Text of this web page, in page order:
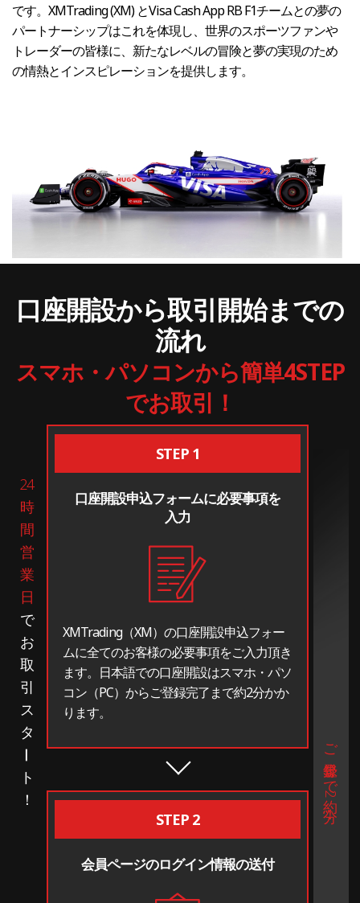
です。XMTrading (XM) とVisa Cash App RB F1チームとの夢の
パートナーシップはこれを体現し、世界のスポーツファンや
トレーダーの皆様に、新たなレベルの冒険と夢の実現のため
の情熱とインスピレーションを提供します。
口座開設から取引開始までの
流れ
スマホ・パソコンから簡単4STEP
でお取引！
24
時
間
営
業
日
で
お
取
引
ス
タ
ト
！
STEP 1
口座開設申込フォームに必要事項を
入力
XMTrading（XM）の口座開設申込フォー
ムに全てのお客様の必要事項をご入力頂き
ます。日本語での口座開設はスマホ・パソ
コン（PC）からご登録完了まで約2分かか
ります。
STEP 2
会員ページのログイン情報の送付
ご登録まで約2分！